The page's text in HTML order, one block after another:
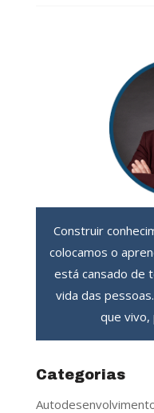
Construir
colocamos o
está cansado de
vida das
que vivo,
Categorias